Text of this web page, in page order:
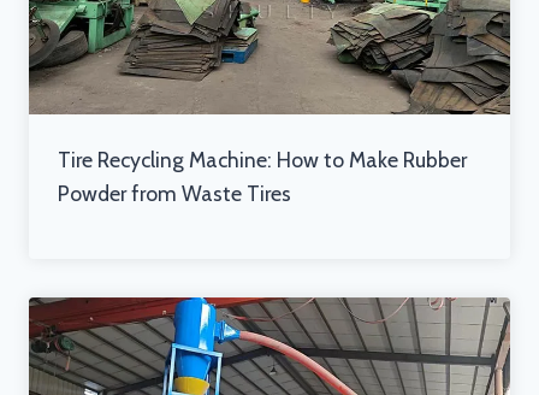
Tire Recycling Machine: How to Make Rubber
Powder from Waste Tires